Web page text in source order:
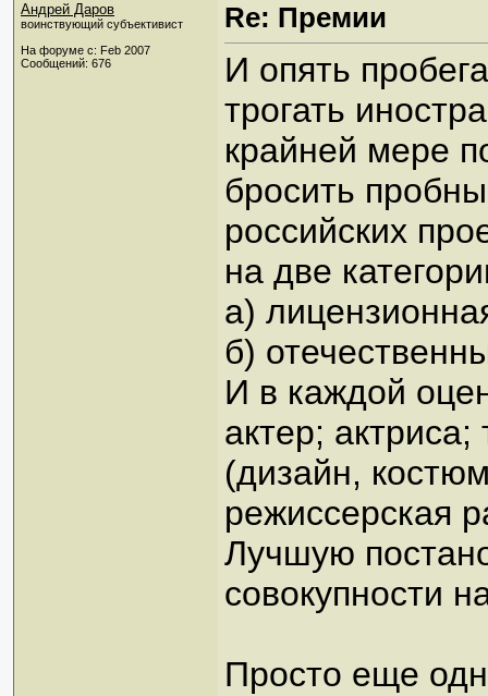
Андрей Даров
воинствующий субъективист
На форуме с: Feb 2007
Сообщений: 676
Re: Премии
И опять
трогать
крайней мере
бросить
российских
на две
а)
б)
И в каждой
актер;
(дизайн,
режиссерская
Лучшую
совокупности
Просто еще